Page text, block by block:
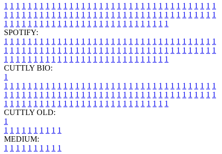
1 1 1 1 1 1 1 1 1 1 1 1 1 1 1 1 1 1 1 1 1 1 1 1 1 1 1 1 1 1 1 1 1 1 1 1
1 1 1 1 1 1 1 1 1 1 1 1 1 1 1 1 1 1 1 1 1 1 1 1 1 1 1 1 1 1 1 1 1 1 1 1
1 1 1 1 1 1 1 1 1 1 1 1 1 1 1 1 1 1 1 1 1 1 1 1 1 1 1 1
SPOTIFY:
1 1 1 1 1 1 1 1 1 1 1 1 1 1 1 1 1 1 1 1 1 1 1 1 1 1 1 1 1 1 1 1 1 1 1 1
1 1 1 1 1 1 1 1 1 1 1 1 1 1 1 1 1 1 1 1 1 1 1 1 1 1 1 1 1 1 1 1 1 1 1 1
1 1 1 1 1 1 1 1 1 1 1 1 1 1 1 1 1 1 1 1 1 1 1 1 1 1 1 1
CUTTLY BIO:
1
1 1 1 1 1 1 1 1 1 1 1 1 1 1 1 1 1 1 1 1 1 1 1 1 1 1 1 1 1 1 1 1 1 1 1 1
1 1 1 1 1 1 1 1 1 1 1 1 1 1 1 1 1 1 1 1 1 1 1 1 1 1 1 1 1 1 1 1 1 1 1 1
1 1 1 1 1 1 1 1 1 1 1 1 1 1 1 1 1 1 1 1 1 1 1 1 1 1 1 1
CUTTLY OLD:
1
1 1 1 1 1 1 1 1 1 1
MEDIUM:
1 1 1 1 1 1 1 1 1 1